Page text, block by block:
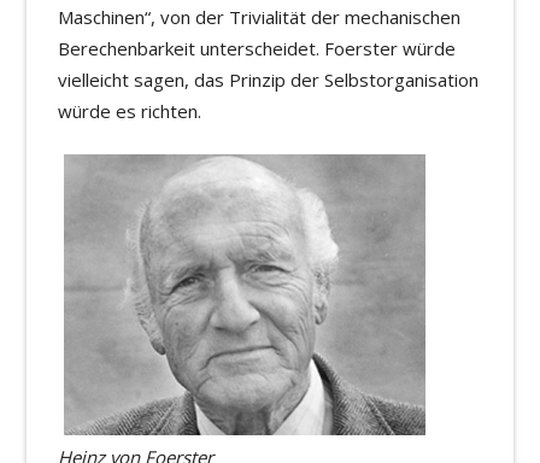
Maschinen“, von der Trivialität der mechanischen
Berechenbarkeit unterscheidet. Foerster würde
vielleicht sagen, das Prinzip der Selbstorganisation
würde es richten.
Heinz von Foerster